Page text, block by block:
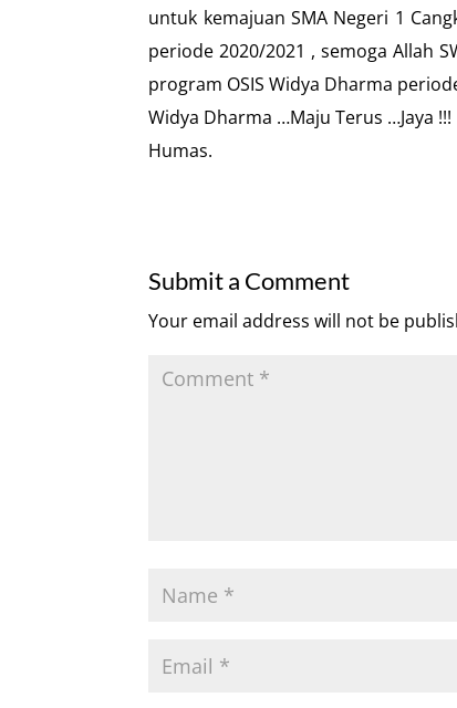
untuk kemajuan SMA Negeri 1
periode 2020/2021 , semoga Allah
program OSIS Widya Dharma
Widya Dharma …Maju Terus …Jaya !!!
Humas.
Submit a Comment
Your email address will not be